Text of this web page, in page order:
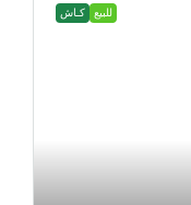
للبيع كـاش